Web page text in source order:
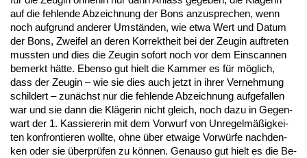
auf die feh­len­de Ab­zeich­nung der Bons an­zu­spre­chen, wenn
noch auf­grund an­de­rer Umständen, wie et­wa Wert und Da­tum
der Bons, Zwei­fel an de­ren Kor­rekt­heit bei der Zeu­gin auf­tre­ten
muss­ten und dies die Zeu­gin so­fort noch vor dem Ein­scan­nen
be­merkt hätte. Eben­so gut hielt die Kam­mer es für möglich,
dass der Zeu­gin – wie sie dies auch jetzt in ih­rer Ver­neh­mung
schil­dert – zunächst nur die feh­len­de Ab­zeich­nung auf­ge­fal­len
war und sie dann die Kläge­rin nicht gleich, noch da­zu in Ge­gen­
wart der 1. Kas­sie­re­rin mit dem Vor­wurf von Un­re­gelmäßig­kei­
ten kon­fron­tie­ren woll­te, oh­ne über et­wai­ge Vorwürfe nach­den­
ken oder sie über­prüfen zu können. Ge­nau­so gut hielt es die Be­